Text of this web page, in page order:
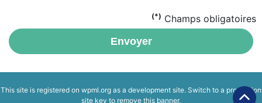
(*) Champs obligatoires
Envoyer
This site is registered on wpml.org as a development site. Switch to a production
site key to remove this banner.